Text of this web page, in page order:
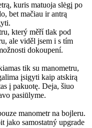
kuris matuoja slėgį po
bet mačiau ir antrą
který měří tlak pod
ale viděl jsem i s tím
dokoupení.
tik su manometru,
įsigyti kaip atskirą
į pakuotę. Deja, šiuo
pasiūlyme.
manometr na bojleru.
jako samostatný upgrade